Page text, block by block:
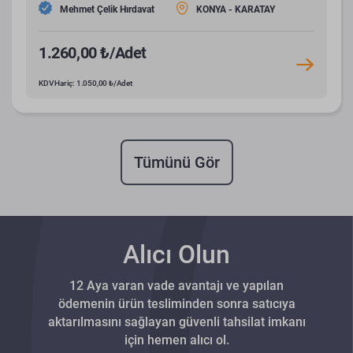
Mehmet Çelik Hırdavat KONYA - KARATAY
1.260,00 ₺/Adet
KDV Hariç: 1.050,00 ₺/Adet
Tümünü Gör
Alıcı Olun
12 Aya varan vade avantajı ve yapılan
ödemenin ürün tesliminden sonra satıcıya
aktarılmasını sağlayan güvenli tahsilat imkanı
için hemen alıcı ol.